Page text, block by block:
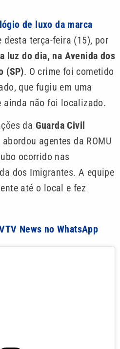
de luxo da marca
desta terça-feira (15), por
luz do dia, na Avenida dos
(SP). O crime foi cometido
que fugiu em uma
ainda não foi localizado.
da Guarda Civil
agentes da ROMU
ocorrido nas
dos Imigrantes. A equipe
até o local e fez
News no WhatsApp